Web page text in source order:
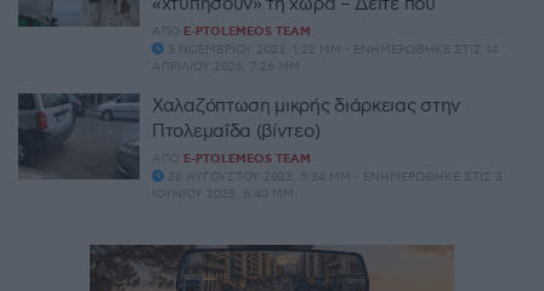
ΑΠΌ E-PTOLEMEOS TEAM
3 ΝΟΕΜΒΡΊΟΥ 2023, 1:22 ΜΜ - ΕΝΗΜΕΡΏΘΗΚΕ ΣΤΙΣ 14
ΑΠΡΙΛΊΟΥ 2026, 7:26 ΜΜ
Χαλαζόπτωση μικρής διάρκειας στην
Πτολεμαΐδα (βίντεο)
ΑΠΌ E-PTOLEMEOS TEAM
26 ΑΥΓΟΎΣΤΟΥ 2023, 5:34 ΜΜ - ΕΝΗΜΕΡΏΘΗΚΕ ΣΤΙΣ 3
ΙΟΥΝΊΟΥ 2025, 6:40 ΜΜ